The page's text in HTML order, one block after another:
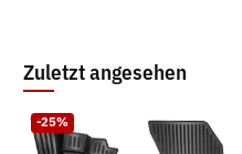
Zuletzt angesehen
-25%